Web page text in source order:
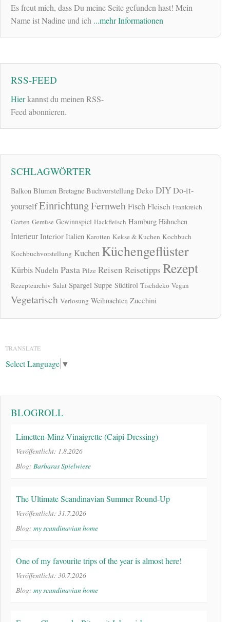
Es freut mich, dass Du meine Seite gefunden hast! Mein
Name ist Nadine und ich ...mehr Informationen
RSS-FEED
Hierkannst du meinen RSS-
Feed abonnieren.
SCHLAGWÖRTER
Balkon Blumen Bretagne Buchvorstellung Deko DIYDo-it-
yourselfEinrichtungFernwehFischFleisch Frankreich
Garten Gemüse Gewinnspiel Hackfleisch Hamburg Hähnchen
Interieur Interior Italien Karotten Kekse & Kuchen Kochbuch
Kochbuchvorstellung Kuchen Küchengeflüster
KürbisNudeln Pasta Pilze Reisen Reisetipps Rezept
Rezeptearchiv Salat Spargel Suppe Südtirol Tischdeko Vegan
Vegetarisch Verlosung Weihnachten Zucchini
TRANSLATE
Select Language ▼
BLOGROLL
Limetten-Minz-Vinaigrette (Caipi-Dressing)
Veröffentlicht: 1.8.2026
Blog: Barbaras Spielwiese
The Ultimate Scandinavian Summer Round-Up
Veröffentlicht: 31.7.2026
Blog: my scandinavian home
One of my favourite trips of the year is almost here!
Veröffentlicht: 30.7.2026
Blog: my scandinavian home